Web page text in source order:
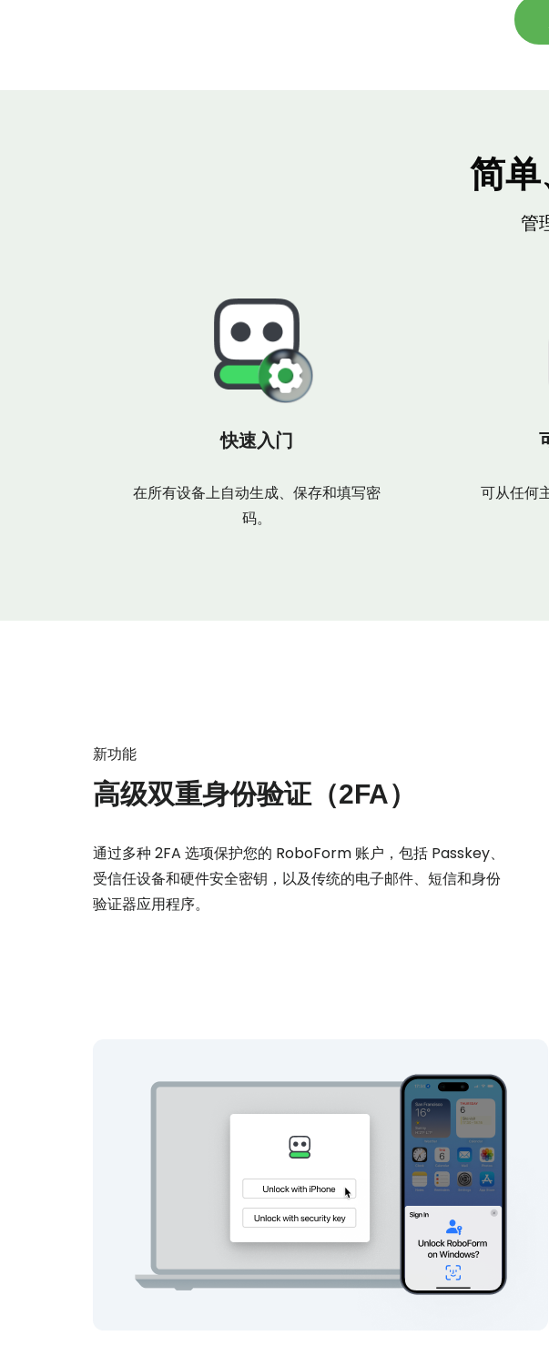
简
管
快速入门
在所有设备上自动生成、保存和填写密
码。
可从任何
新功能
高级双重身份验证（2FA）
通过多种 2FA 选项保护您的 RoboForm 账户，包括 Passkey、
受信任设备和硬件安全密钥，以及传统的电子邮件、短信和身份
验证器应用程序。